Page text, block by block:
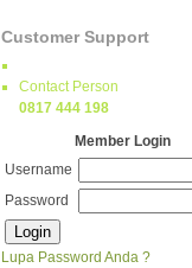
Customer Support
Contact Person
0817 444 198
Member Login
Username
Password
Lupa Password Anda ?